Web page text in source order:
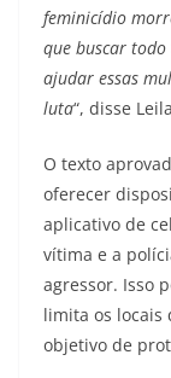
feminicídio
que buscar
ajudar essas
luta“, disse
O texto
oferecer
aplicativo de
vítima e a
agressor. Isso
limita os
objetivo de